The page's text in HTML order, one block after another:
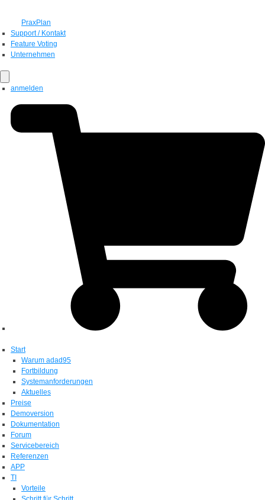
PraxPlan
Support / Kontakt
Feature Voting
Unternehmen
anmelden
Start
Warum adad95
Fortbildung
Systemanforderungen
Aktuelles
Preise
Demoversion
Dokumentation
Forum
Servicebereich
Referenzen
APP
TI
Vorteile